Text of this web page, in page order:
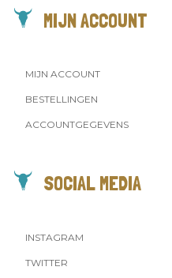
MIJN ACCOUNT
MIJN ACCOUNT
BESTELLINGEN
ACCOUNTGEGEVENS
SOCIAL MEDIA
INSTAGRAM
TWITTER